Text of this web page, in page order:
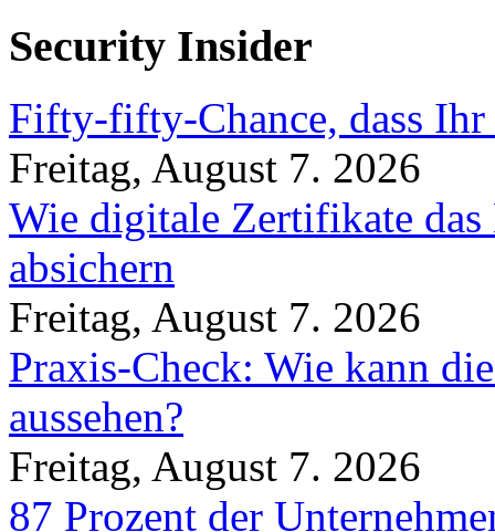
Security Insider
Fifty-fifty-Chance, dass
Freitag, August 7. 2026
Wie digitale Zertifikate
absichern
Freitag, August 7. 2026
Praxis-Check: Wie kann
aussehen?
Freitag, August 7. 2026
87 Prozent der